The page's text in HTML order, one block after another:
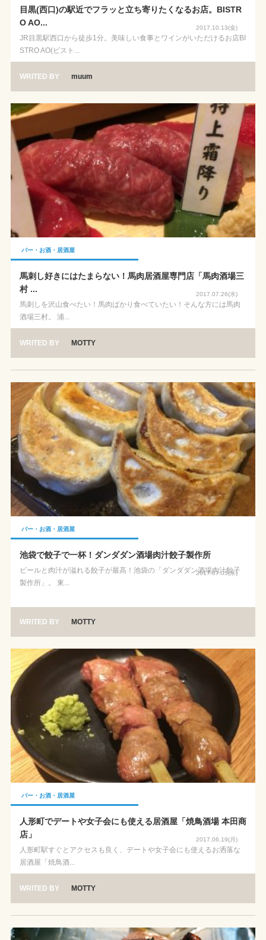
目黒(西口)の駅近でフラッと立ち寄りたくなるお店。BISTR
O AO...
JR目黒駅西口から徒歩1分。美味しい食事とワインがいただけるお店BI
STRO AO(ビスト...
2017.10.13(金)
WRITED BY muum
バー・お酒・居酒屋
馬刺し好きにはたまらない！馬肉居酒屋専門店「馬肉酒場三
村 ...
馬刺しを沢山食べたい！馬肉ばかり食べていたい！そんな方には馬肉
酒場三村。 浦...
2017.07.26(水)
WRITED BY MOTTY
バー・お酒・居酒屋
池袋で餃子で一杯！ダンダダン酒場肉汁餃子製作所
ビールと肉汁が溢れる餃子が最高！池袋の「ダンダダン酒場肉汁餃子
製作所」。 東...
2017.07.05(水)
WRITED BY MOTTY
バー・お酒・居酒屋
人形町でデートや女子会にも使える居酒屋「焼鳥酒場 本田商
店」
人形町駅すぐとアクセスも良く、デートや女子会にも使えるお洒落な
居酒屋「焼鳥酒...
2017.06.19(月)
WRITED BY MOTTY